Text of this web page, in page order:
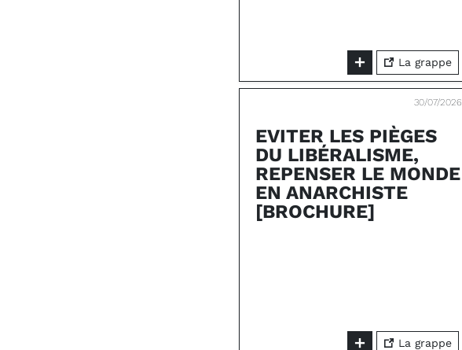
La grappe
30/07/2026
EVITER LES PIÈGES
DU LIBÉRALISME,
REPENSER LE MONDE
EN ANARCHISTE
[BROCHURE]
La grappe